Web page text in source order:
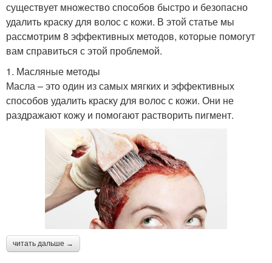
существует множество способов быстро и безопасно
удалить краску для волос с кожи. В этой статье мы
рассмотрим 8 эффективных методов, которые помогут
вам справиться с этой проблемой.
1. Масляные методы
Масла – это один из самых мягких и эффективных
способов удалить краску для волос с кожи. Они не
раздражают кожу и помогают растворить пигмент.
читать дальше →